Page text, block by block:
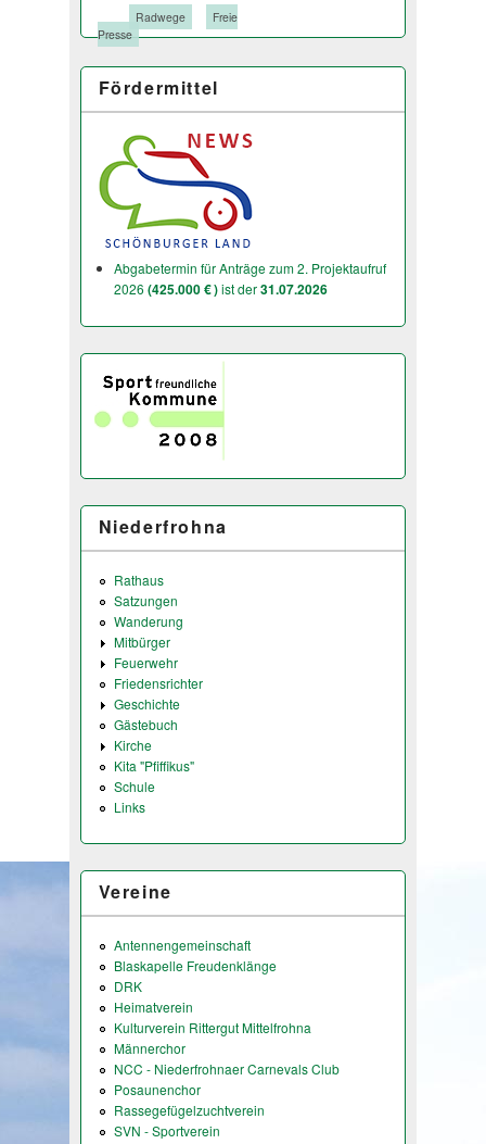
Radwege
Freie
Presse
Fördermittel
Abgabetermin für Anträge zum 2. Projektaufruf
2026 (425.000 € )ist der31.07.2026
Niederfrohna
Rathaus
Satzungen
Wanderung
Mitbürger
Feuerwehr
Friedensrichter
Geschichte
Gästebuch
Kirche
Kita "Pfiffikus"
Schule
Links
Vereine
Antennengemeinschaft
Blaskapelle Freudenklänge
DRK
Heimatverein
Kulturverein Rittergut Mittelfrohna
Männerchor
NCC - Niederfrohnaer Carnevals Club
Posaunenchor
Rassegefügelzuchtverein
SVN - Sportverein